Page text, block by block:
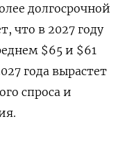
долгосрочной
что в 2027 году
$65 ‌и $61
года вырастет
​спроса и